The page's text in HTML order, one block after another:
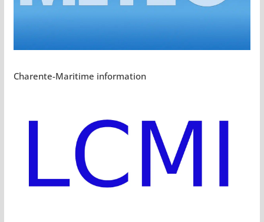
Charente-Maritime information